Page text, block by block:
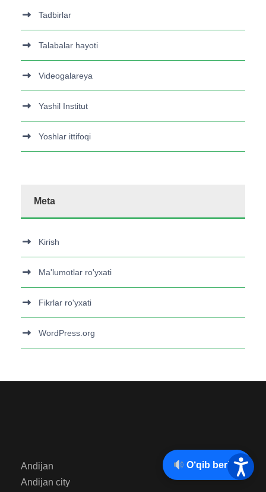
Tadbirlar
Talabalar hayoti
Videogalareya
Yashil Institut
Yoshlar ittifoqi
Meta
Kirish
Ma'lumotlar ro'yxati
Fikrlar ro'yxati
WordPress.org
Andijan
Andijan city
O‘qib berish